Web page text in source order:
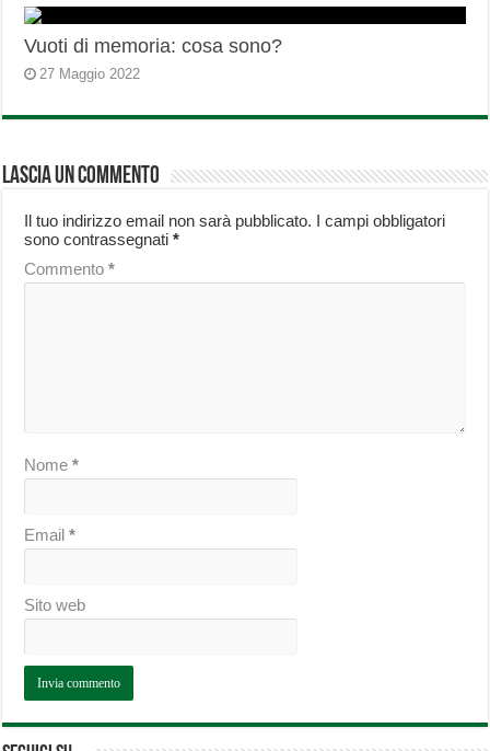
Vuoti di memoria: cosa sono?
27 Maggio 2022
Lascia un commento
Il tuo indirizzo email non sarà pubblicato. I campi obbligatori
sono contrassegnati*
Commento*
Nome*
Email*
Sito web